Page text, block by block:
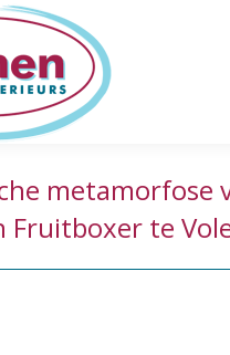
metamorfose
Fruitboxer te